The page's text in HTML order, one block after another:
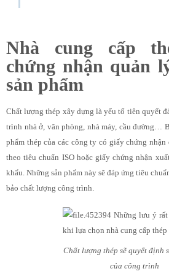
Nhà cung cấp
chứng nhận quản
sản phẩm
Chất lượng thép xây dựng là yếu tố tiên quyết
trình nhà ở, văn phòng, nhà máy, cầu đường…
phẩm thép của các công ty có giấy chứng
theo tiêu chuẩn ISO hoặc giấy chứng nhận
khẩu. Những sản phẩm này sẽ đáp ứng tiêu
bảo chất lượng công trình.
Chất lượng thép sẽ quyết định
của công trình